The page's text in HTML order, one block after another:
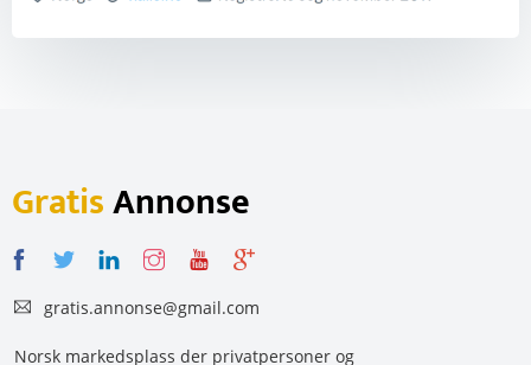
GratisAnnonse
gratis.annonse@gmail.com
Norsk markedsplass der privatpersoner og